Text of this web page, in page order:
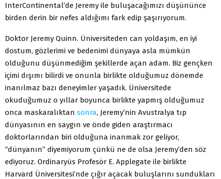
InterContinental’de Jeremy ile buluşacağımızı düşününce
birden derin bir nefes aldığımı fark edip şaşırıyorum.
Doktor Jeremy Quinn. Üniversiteden can yoldaşım, en iyi
dostum, gözlerimi ve bedenimi dünyaya asla mümkün
olduğunu düşünmediğim şekillerde açan adam. Biz gençken
içimi dışımı bilirdi ve onunla birlikte olduğumuz dönemde
inanılmaz bazı deneyimler yaşadık. Üniversitede
okuduğumuz o yıllar boyunca birlikte yapmış olduğumuz
onca maskaralıktan sonra, Jeremy’nin Avustralya tıp
dünyasının en saygın ve önde giden araştırmacı
doktorlarından biri olduğuna inanmak zor geliyor,
“dünyanın” diyemiyorum çünkü ne de olsa Jeremy’den söz
ediyoruz. Ordinaryüs Profesör E. Applegate ile birlikte
Harvard Üniversitesi’nde çığır açacak buluşlarını sundukları